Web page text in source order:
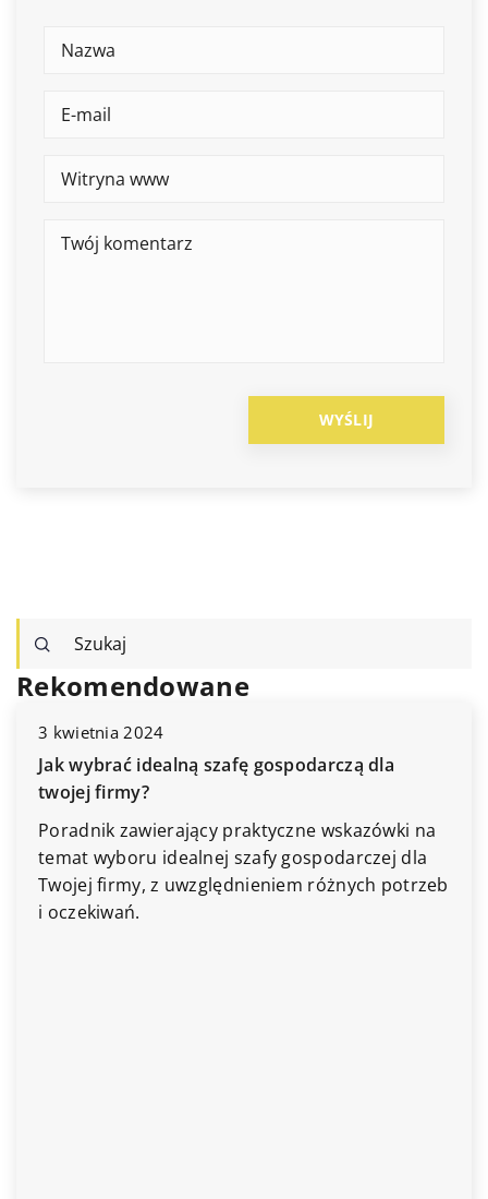
Rekomendowane
PRZESTRZENI W
gospodarczą dla
praktyczne wskazówki na
szafy gospodarczej dla
różnych potrzeb